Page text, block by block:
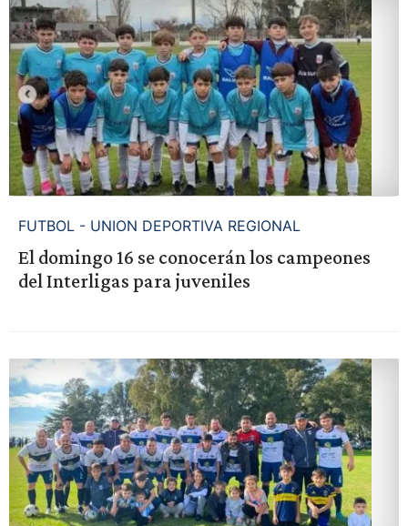
FUTBOL - UNION DEPORTIVA REGIONAL
El domingo 16 se conocerán los campeones
del Interligas para juveniles